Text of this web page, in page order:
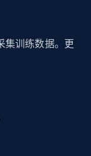
集训练数据。更